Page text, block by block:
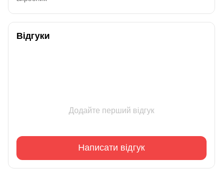
Відгуки
Додайте перший відгук
Написати відгук